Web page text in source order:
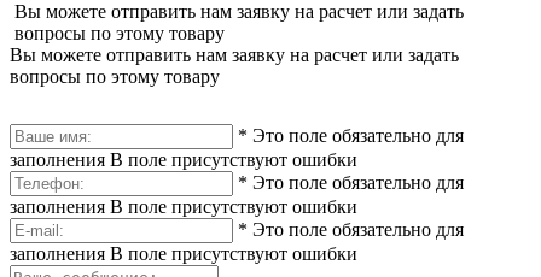
Вы можете отправить нам заявку на расчет или задать
вопросы по этому товару
Вы можете отправить нам заявку на расчет или задать
вопросы по этому товару
* Это поле обязательно для
заполнения В поле присутствуют ошибки
* Это поле обязательно для
заполнения В поле присутствуют ошибки
* Это поле обязательно для
заполнения В поле присутствуют ошибки